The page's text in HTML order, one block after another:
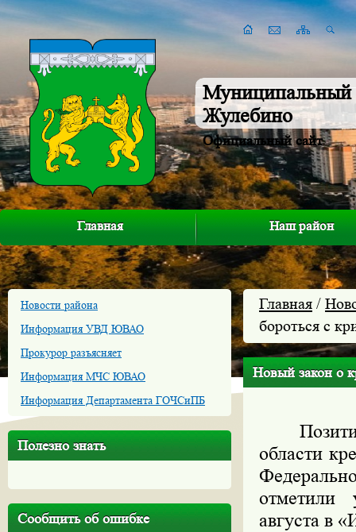
Муниципальный
Жулебино
Официальный сайт
Главная Наш район
Новости района
Информация УВД ЮВАО
Прокурор разъясняет
Информация МЧС ЮВАО
Информация Департамента ГОЧСиПБ
Полезно знать
Сообщить об ошибке
Главная /
бороться с
Новый закон о
области
отметили
августа в